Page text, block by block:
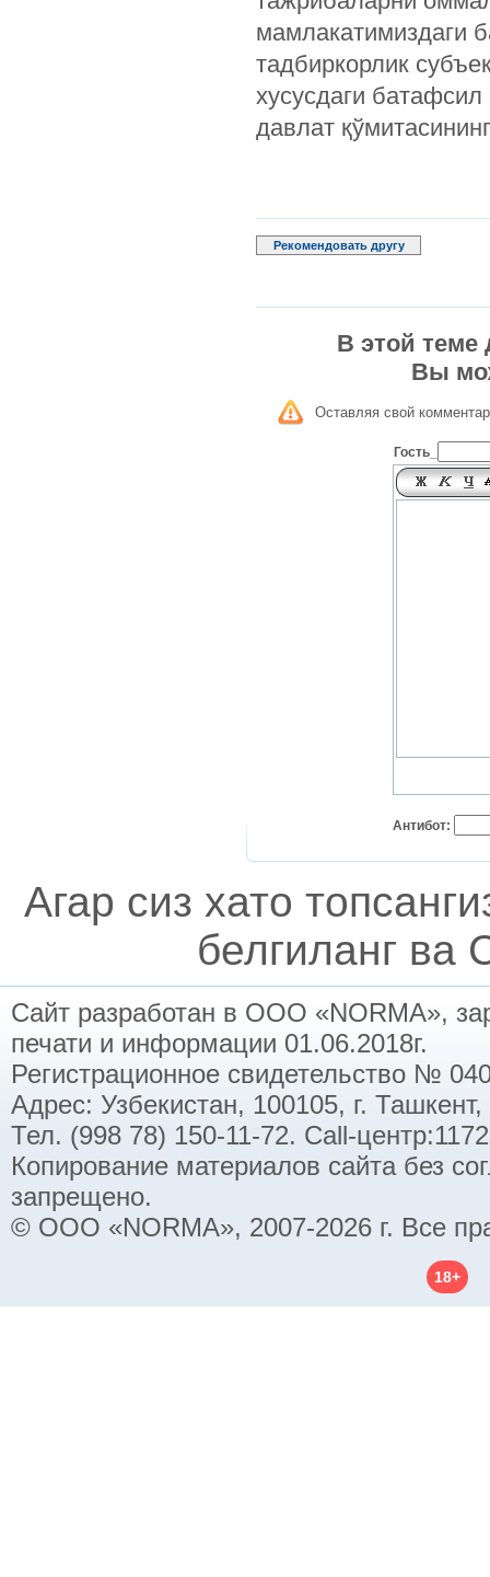
мамлакатимиздаги
тадбиркорлик
хусусдаги
давлат
Рекомендовать другу
В этой теме
Вы
Оставляя свой
Гость_
Антибот:
Агар сиз хато
белгиланг ва
Сайт разработан в ООО «NORMA»,
печати и информации 01.06.2018г.
Регистрационное свидетельство №
Адрес: Узбекистан, 100105, г.
Тел. (998 78) 150-11-72. Call-
Копирование материалов сайта без
запрещено.
© ООО «NORMA», 2007-2026 г. Все
18+